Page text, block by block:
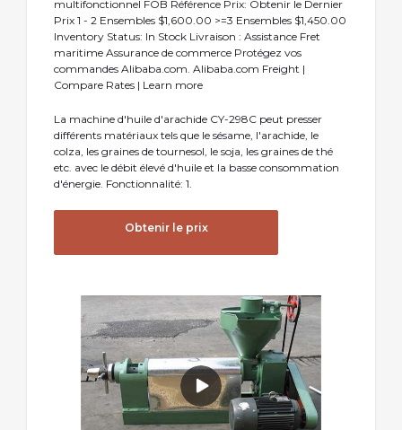
multifonctionnel FOB Référence Prix: Obtenir le Dernier
Prix 1 - 2 Ensembles $1,600.00 >=3 Ensembles $1,450.00
Inventory Status: In Stock Livraison : Assistance Fret
maritime Assurance de commerce Protégez vos
commandes Alibaba.com. Alibaba.com Freight |
Compare Rates | Learn more
La machine d'huile d'arachide CY-298C peut presser
différents matériaux tels que le sésame, l'arachide, le
colza, les graines de tournesol, le soja, les graines de thé
etc. avec le débit élevé d'huile et la basse consommation
d'énergie. Fonctionnalité: 1.
Obtenir le prix